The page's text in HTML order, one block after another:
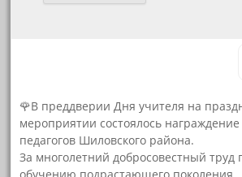
🌹В преддверии Дня учителя на
мероприятии состоялось
педагогов Шиловского района.
За многолетний добросовестный